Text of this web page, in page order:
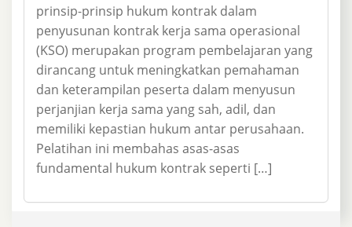
prinsip-prinsip hukum kontrak dalam
penyusunan kontrak kerja sama operasional
(KSO) merupakan program pembelajaran yang
dirancang untuk meningkatkan pemahaman
dan keterampilan peserta dalam menyusun
perjanjian kerja sama yang sah, adil, dan
memiliki kepastian hukum antar perusahaan.
Pelatihan ini membahas asas-asas
fundamental hukum kontrak seperti […]